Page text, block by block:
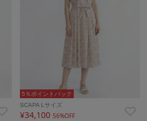
5％ポイントバック
SCAPA Lサイズ
¥34,100 56%OFF